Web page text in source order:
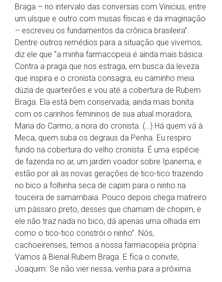
Braga – no intervalo das conversas com Vinicius, entre
um uísque e outro com musas físicas e da imaginação
– escreveu os fundamentos da crônica brasileira”.
Dentre outros remédios para a situação que vivemos,
diz ele que “a minha farmacopeia é ainda mais básica.
Contra a praga que nos estraga, em busca da leveza
que inspira e o cronista consagra, eu caminho meia
dúzia de quarteirões e vou até a cobertura de Rubem
Braga. Ela está bem conservada, ainda mais bonita
com os carinhos femininos de sua atual moradora,
Maria do Carmo, a nora do cronista. (…) Há quem vá à
Meca, quem suba os degraus da Penha. Eu respiro
fundo na cobertura do velho cronista. É uma espécie
de fazenda no ar, um jardim voador sobre Ipanema, e
estão por ali as novas gerações de tico-tico trazendo
no bico a folhinha seca de capim para o ninho na
touceira de samambaia. Pouco depois chega matreiro
um pássaro preto, desses que chamam de chopim, e
ele não traz nada no bico, dá apenas uma olhada em
como o tico-tico constrói o ninho”. Nós,
cachoeirenses, temos a nossa farmacopeia própria.
Vamos à Bienal Rubem Braga. E fica o convite,
Joaquim. Se não vier nessa, venha para a próxima.